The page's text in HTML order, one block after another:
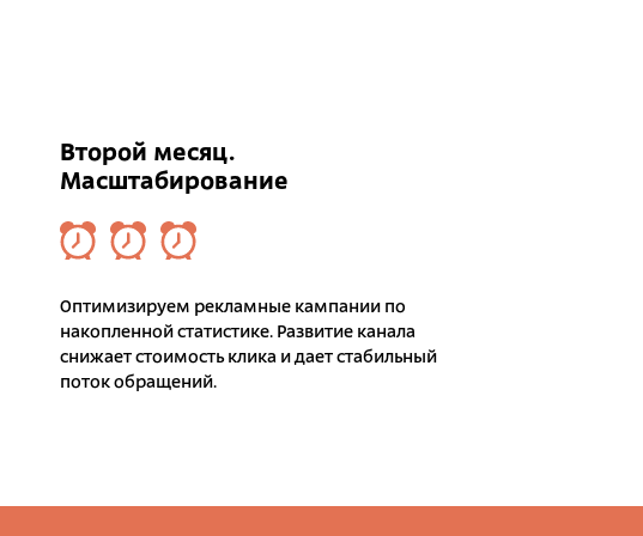
Второй месяц.
Масштабирование
Оптимизируем рекламные кампании по
накопленной статистике. Развитие канала
снижает стоимость клика и дает стабильный
поток обращений.